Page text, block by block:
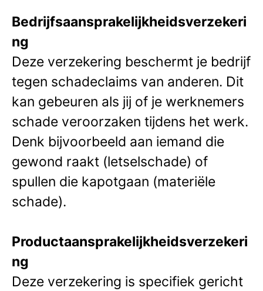
Bedrijfsaansprakelijkheidsverzekeri
ng
Deze verzekering beschermt je bedrijf
tegen schadeclaims van anderen. Dit
kan gebeuren als jij of je werknemers
schade veroorzaken tijdens het werk.
Denk bijvoorbeeld aan iemand die
gewond raakt (letselschade) of
spullen die kapotgaan (materiële
schade).
Productaansprakelijkheidsverzekeri
ng
Deze verzekering is specifiek gericht